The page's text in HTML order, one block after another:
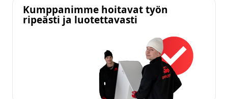
Kumppanimme hoitavat työn
ripeästi ja luotettavasti